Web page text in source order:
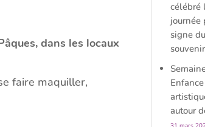
dans les locaux
faire maquiller,
célébré
journée
signe
autour